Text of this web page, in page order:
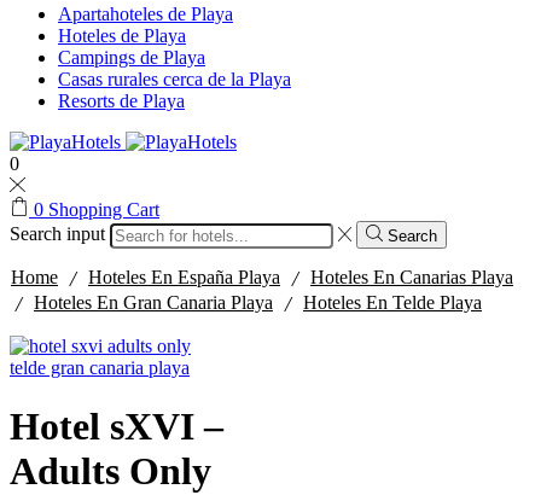
Apartahoteles de Playa
Hoteles de Playa
Campings de Playa
Casas rurales cerca de la Playa
Resorts de Playa
0
0 Shopping Cart
Search input
Search
Home / Hoteles En España Playa / Hoteles En Canarias Playa
/ Hoteles En Gran Canaria Playa / Hoteles En Telde Playa
Hotel sXVI –
Adults Only